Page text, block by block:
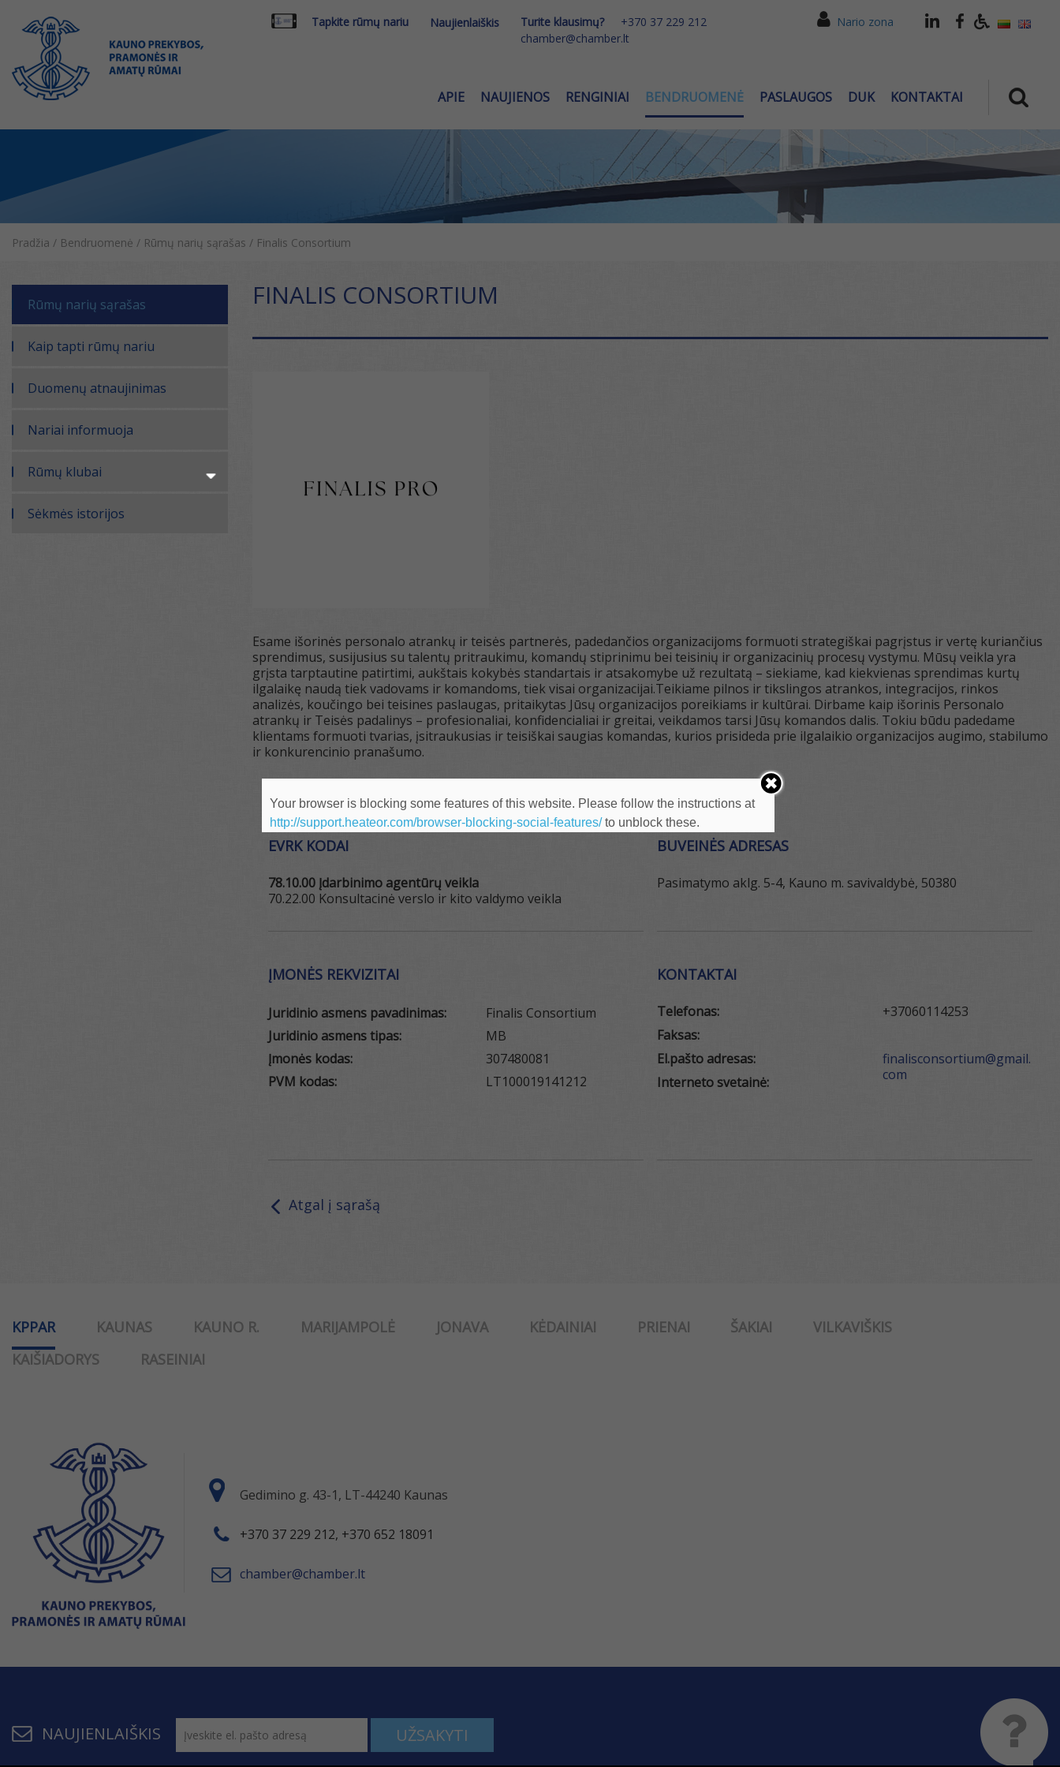
Tapkite rūmų nariu Naujienlaiškis Turite klausimų?
+370 37 229 212
chamber@chamber.lt
Nario zona
APIE NAUJIENOS RENGINIAI BENDRUOMENĖ PASLAUGOS DUK KONTAKTAI
Pradžia / Bendruomenė / Rūmų narių sąrašas / Finalis Consortium
Rūmų narių sąrašas
Kaip tapti rūmų nariu
Duomenų atnaujinimas
Nariai informuoja
Rūmų klubai
Sėkmės istorijos
FINALIS CONSORTIUM
Esame išorinės personalo atrankų ir teisės partnerės, padedančios organizacijoms formuoti strategiškai pagrįstus ir vertę kuriančius
sprendimus, susijusius su talentų pritraukimu, komandų stiprinimu bei teisinių ir organizacinių procesų vystymu. Mūsų veikla yra
grįsta tarptautine patirtimi, aukštais kokybės standartais ir atsakomybe už rezultatą – siekiame, kad kiekvienas sprendimas kurtų
ilgalaikę naudą tiek vadovams ir komandoms, tiek visai organizacijai.Teikiame pilnos ir tikslingos atrankos, integracijos, rinkos
analizės, koučingo bei teisines paslaugas, pritaikytas Jūsų organizacijos poreikiams ir kultūrai. Dirbame kaip išorinis Personalo
atrankų ir Teisės padalinys – profesionaliai, konfidencialiai ir greitai, veikdamos tarsi Jūsų komandos dalis. Tokiu būdu padedame
klientams formuoti tvarias, įsitraukusias ir teisiškai saugias komandas, kurios prisideda prie ilgalaikio organizacijos augimo, stabilumo
ir konkurencinio pranašumo.
EVRK KODAI
78.10.00 Įdarbinimo agentūrų veikla
70.22.00 Konsultacinė verslo ir kito valdymo veikla
BUVEINĖS ADRESAS
Pasimatymo aklg. 5-4, Kauno m. savivaldybė, 50380
ĮMONĖS REKVIZITAI
Juridinio asmens pavadinimas:
Finalis Consortium
Juridinio asmens tipas:
MB
Įmonės kodas:
307480081
PVM kodas:
LT100019141212
KONTAKTAI
Telefonas:
Faksas:
El.pašto adresas:
Interneto svetainė:
+37060114253
finalisconsortium@gmail.
com
Atgal į sąrašą
KPPAR KAUNAS KAUNO R. MARIJAMPOLĖ JONAVA KĖDAINIAI PRIENAI ŠAKIAI
VILKAVIŠKIS
KAIŠIADORYS
RASEINIAI
Gedimino g. 43-1, LT-44240 Kaunas
+370 37 229 212, +370 652 18091
chamber@chamber.lt
NAUJIENLAIŠKIS UŽSAKYTI
Your browser is blocking some features of this website. Please follow the instructions at
http://support.heateor.com/browser-blocking-social-features/to unblock these.